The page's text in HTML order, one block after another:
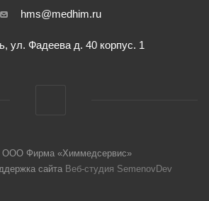
hms@medhim.ru
ул. Фадеева д. 40 корпус. 1
ООО Фирма «Химмедсервис»
сайта Веб-студия SemenovDev